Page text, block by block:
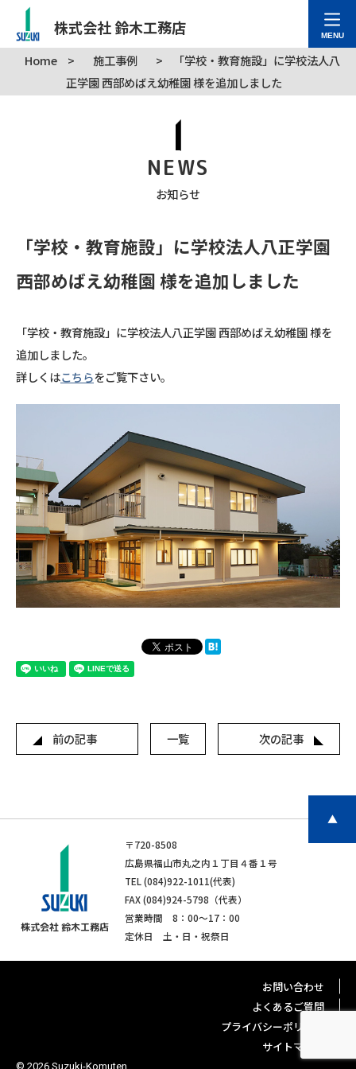
株式会社 鈴木工務店 MENU
Home > 施工事例 >
「学校・教育施設」に学校法人八
正学園 西部めばえ幼稚園 様を追加しました
NEWS
お知らせ
「学校・教育施設」に学校法人八正学園
西部めばえ幼稚園 様を追加しました
「学校・教育施設」に学校法人八正学園 西部めばえ幼稚園 様を
追加しました。
詳しくはこちらをご覧下さい。
前の記事 一覧 次の記事
▲
株式会社 鈴木工務店
〒720-8508
広島県福山市丸之内１丁目４番１号
TEL (084)922-1011(代表)
FAX (084)924-5798（代表）
営業時間 8：00〜17：00
定休日 土・日・祝祭日
© 2026 Suzuki-Komuten.
お問い合わせ
よくあるご質問
プライバシーポリシー
サイトマップ